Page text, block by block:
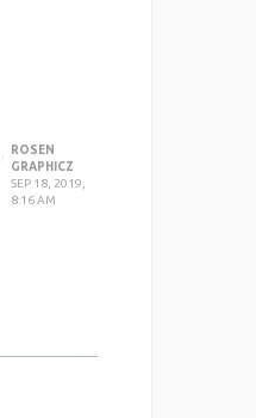
ROSEN
GRAPHICZ
SEP 18, 2019,
8:16 AM